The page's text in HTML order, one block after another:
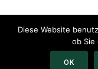
Diese Website
ob Sie
OK